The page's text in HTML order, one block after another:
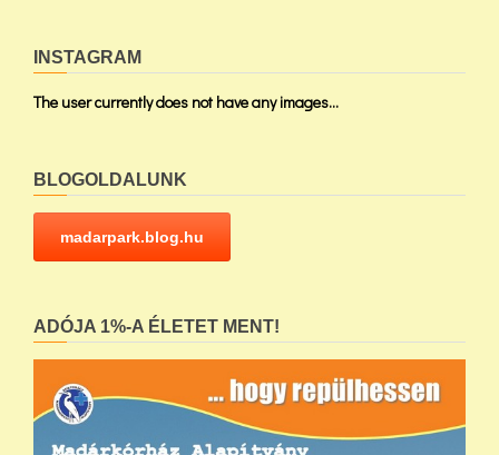
INSTAGRAM
The user currently does not have any images...
BLOGOLDALUNK
madarpark.blog.hu
ADÓJA 1%-A ÉLETET MENT!